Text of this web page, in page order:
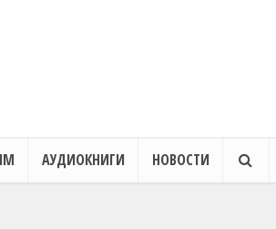
АУДИОКНИГИ НОВОСТИ